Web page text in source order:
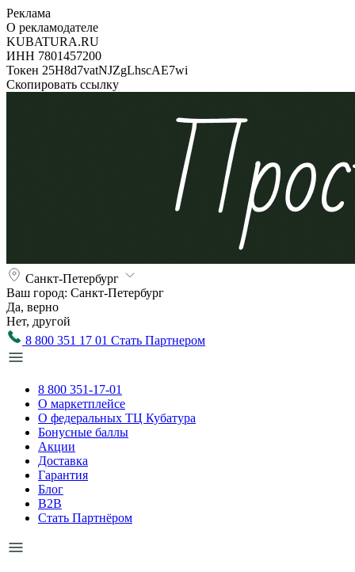
Реклама
О рекламодателе
KUBATURA.RU
ИНН 7801457200
Токен 25H8d7vatNJZgLhscAE7wi
Скопировать ссылку
Санкт-Петербург
Ваш город: Санкт-Петербург
Да, верно
Нет, другой
8 800 351 17 01 Стать Партнером
8 800 351-17-01
О маркетплейсе
О федеральных ТЦ Кубатура
Бонусные баллы
Акции
Доставка
Гарантия
Блог
B2B
Стать Партнёром